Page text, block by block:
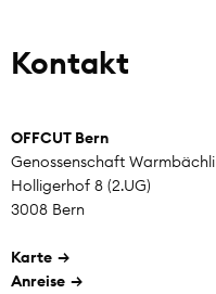
Kontakt
OFFCUT Bern
Genossenschaft Warmbächli
Holligerhof 8 (2.UG)
3008 Bern
Karte
Anreise